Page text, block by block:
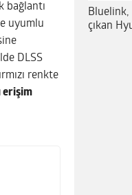
bağlantı
uyumlu
DLSS
renkte
erişim
Bluelink,
çıkan